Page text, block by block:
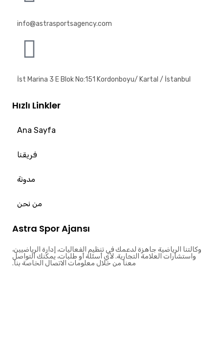
info@astrasportsagency.com
İst Marina 3 E Blok No:151 Kordonboyu/ Kartal / İstanbul
Hızlı Linkler
Ana Sayfa
فريقنا
مدونة
من نحن
Astra Spor Ajansı
وكالتنا الرياضية جاهزة لدعمك في تنظيم الفعاليات، إدارة الرياضيين،
واستشارات العلامة التجارية. لأي أسئلة أو طلبات، يمكنك التواصل
معنا من خلال معلومات الاتصال الخاصة بنا.